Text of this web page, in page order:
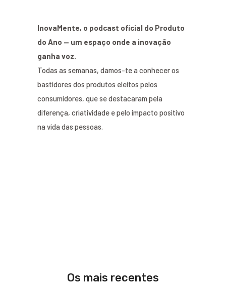
InovaMente, o podcast oficial do Produto
do Ano — um espaço onde a inovação
ganha voz.
Todas as semanas, damos-te a conhecer os
bastidores dos produtos eleitos pelos
consumidores, que se destacaram pela
diferença, criatividade e pelo impacto positivo
na vida das pessoas.
Os mais recentes